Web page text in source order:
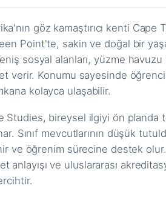
göz kamaştırıcı kenti
Point'te, sakin ve doğal bir
sosyal alanları, yüzme
verir. Konumu sayesinde
kolayca ulaşabilir.
Studies, bireysel ilgiyi ön
Sınıf mevcutlarının düşük
ve öğrenim sürecine destek
anlayışı ve uluslararası